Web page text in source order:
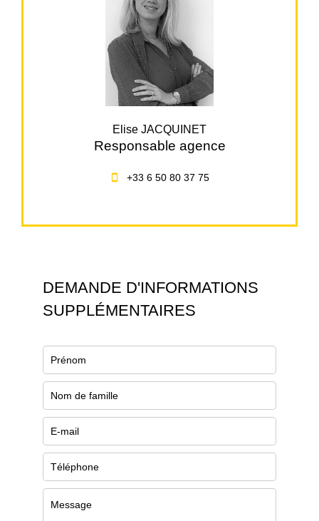
Elise JACQUINET
Responsable agence
+33 6 50 80 37 75
DEMANDE D'INFORMATIONS
SUPPLÉMENTAIRES